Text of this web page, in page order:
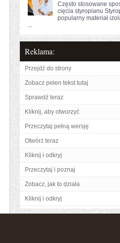
Często stosowane
cięcia styropianu
popularny materiał
...
Reklama:
Przejdź do strony
Zobacz pełen tekst tutaj
Sprawdź teraz
Kliknij, aby otworzyć
Przeczytaj pełną wersję
Otwórz teraz
Kliknij i odkryj
Przeczytaj i poznaj
Zobacz, jak to działa
Kliknij i odkryj